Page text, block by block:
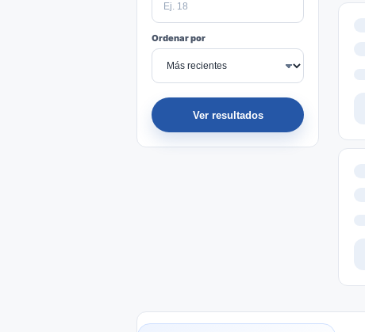
Ordenar por
Ver resultados